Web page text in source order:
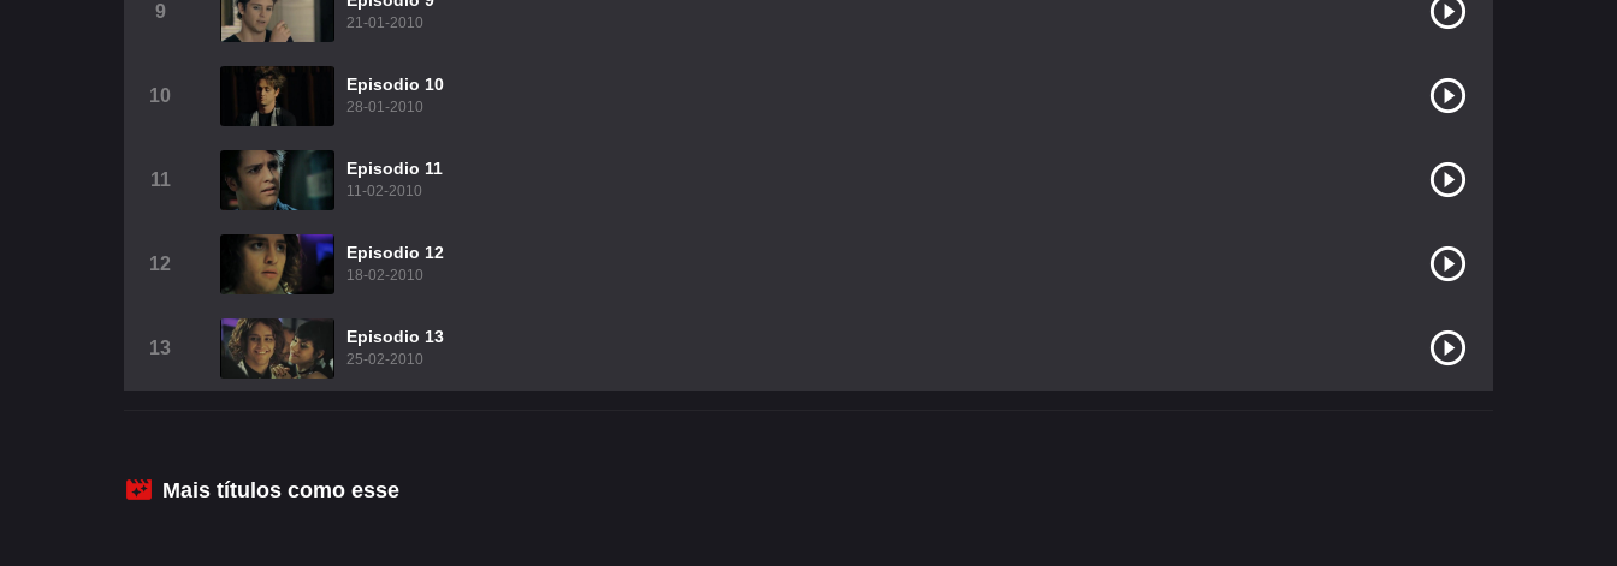
9
21-01-2010
10
Episodio 10
28-01-2010
11
Episodio 11
11-02-2010
12
Episodio 12
18-02-2010
13
Episodio 13
25-02-2010
Mais títulos como esse